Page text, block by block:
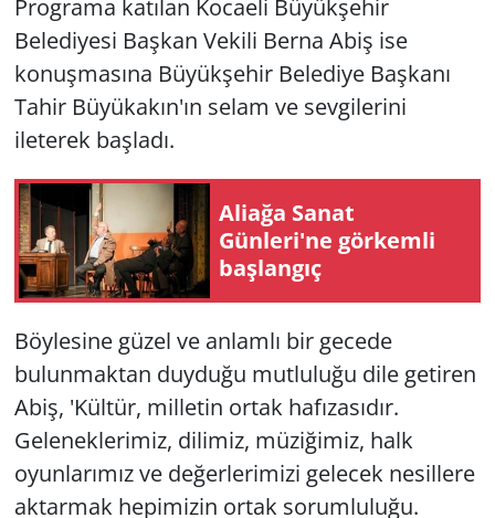
Programa katılan Kocaeli Büyükşehir
Belediyesi Başkan Vekili Berna Abiş ise
konuşmasına Büyükşehir Belediye Başkanı
Tahir Büyükakın'ın selam ve sevgilerini
ileterek başladı.
Aliağa Sanat
Günleri'ne görkemli
başlangıç
Böylesine güzel ve anlamlı bir gecede
bulunmaktan duyduğu mutluluğu dile getiren
Abiş, 'Kültür, milletin ortak hafızasıdır.
Geleneklerimiz, dilimiz, müziğimiz, halk
oyunlarımız ve değerlerimizi gelecek nesillere
aktarmak hepimizin ortak sorumluluğu.